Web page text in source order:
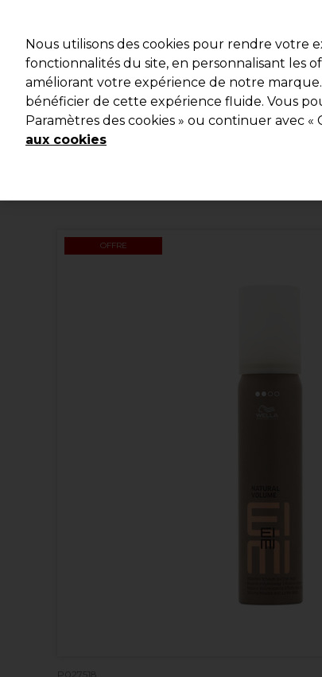
Marques
Bons plans Coiffure Electro et
Livraison et délais
OFFRE
P027518
Nous utilisons des cookies pour rendre
fonctionnalités du site, en personnalisant les
améliorant votre expérience de notre
bénéficier de cette expérience fluide. Vous
Paramètres des cookies » ou continuer avec «
aux cookies